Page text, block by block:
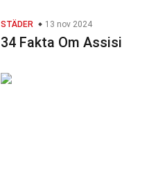
STÄDER 13 nov 2024
34 Fakta Om Assisi